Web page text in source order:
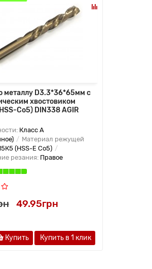
металлу D3.3*36*65мм с
хвостовиком
Co5) DIN338 AGIR
Класс А
Материал режущей
(HSS-E Co5)
резания: Правое
49.95грн
Купить Купить в 1 клик